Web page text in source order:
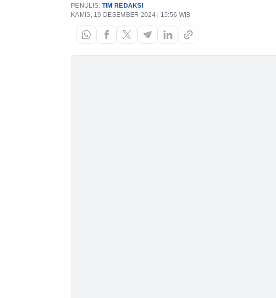
PENULIS: TIM REDAKSI
KAMIS, 19 DESEMBER 2024 | 15:56 WIB